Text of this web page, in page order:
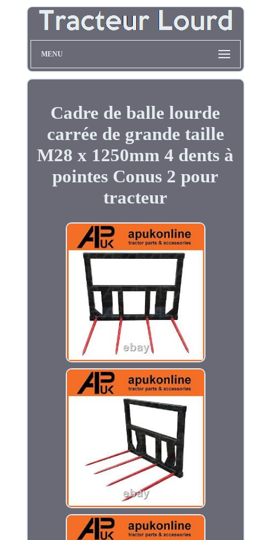
MENU
Cadre de balle lourde
carrée de grande taille
M28 x 1250mm 4 dents à
pointes Conus 2 pour
tracteur